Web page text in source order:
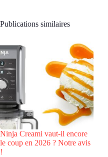
Publications similaires
Ninja Creami vaut-il encore
le coup en 2026 ? Notre avis
!